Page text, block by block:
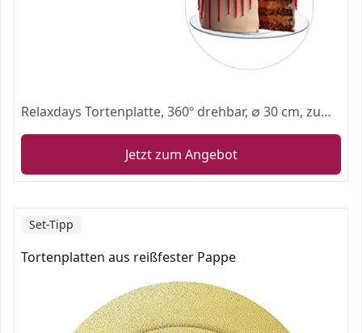
Relaxdays Tortenplatte, 360º drehbar, ∅ 30 cm, zum Servieren & Dekorieren, Kuchen, runder Drehteller, Glas, transparent
Jetzt zum Angebot
Set-Tipp
Tortenplatten aus reißfester Pappe